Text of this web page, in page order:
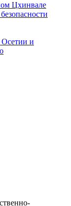
г(10)
11 июля
Цхинвале
и